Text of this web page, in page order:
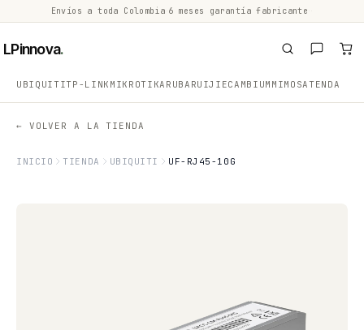
Envíos a toda Colombia 6 meses garantía fabricante
LPinnova.
UBIQUITITP-LINK MIKROTIKARUBA RUIJIECAMBIUM MIMOSATENDA
← VOLVER A LA TIENDA
INICIO TIENDA UBIQUITI UF-RJ45-10G